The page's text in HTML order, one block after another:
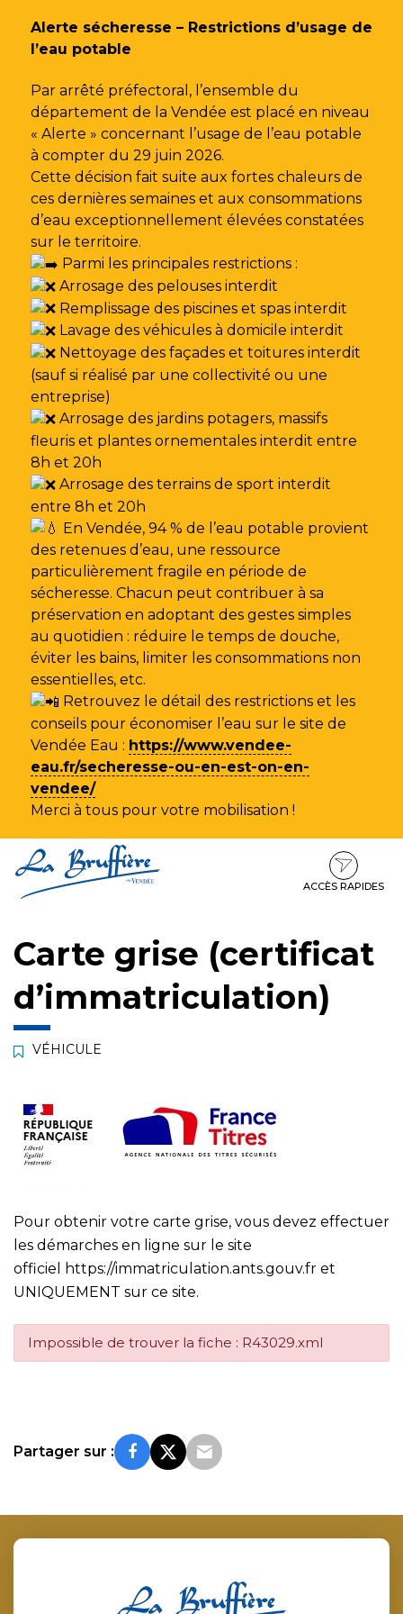
Alerte sécheresse – Restrictions d’usage de
l’eau potable
Par arrêté préfectoral, l’ensemble du
département de la Vendée est placé en niveau
« Alerte » concernant l’usage de l’eau potable
à compter du 29 juin 2026.
Cette décision fait suite aux fortes chaleurs de
ces dernières semaines et aux consommations
d’eau exceptionnellement élevées constatées
sur le territoire.
Parmi les principales restrictions :
Arrosage des pelouses interdit
Remplissage des piscines et spas interdit
Lavage des véhicules à domicile interdit
Nettoyage des façades et toitures interdit
(sauf si réalisé par une collectivité ou une
entreprise)
Arrosage des jardins potagers, massifs
fleuris et plantes ornementales interdit entre
8h et 20h
Arrosage des terrains de sport interdit
entre 8h et 20h
En Vendée, 94 % de l’eau potable provient
des retenues d’eau, une ressource
particulièrement fragile en période de
sécheresse. Chacun peut contribuer à sa
préservation en adoptant des gestes simples
au quotidien : réduire le temps de douche,
éviter les bains, limiter les consommations non
essentielles, etc.
Retrouvez le détail des restrictions et les
conseils pour économiser l’eau sur le site de
Vendée Eau : https://www.vendee-
eau.fr/secheresse-ou-en-est-on-en-
vendee/
Merci à tous pour votre mobilisation !
au
contenu
au
ACCÈS RAPIDES
Carte grise (certificat
d’immatriculation)
VÉHICULE
Pour obtenir votre carte grise, vous devez effectuer
les démarches en ligne sur le site
officiel
https://immatriculation.ants.gouv.fr et
UNIQUEMENT sur ce site.
Impossible de trouver la fiche : R43029.xml
Partager sur :